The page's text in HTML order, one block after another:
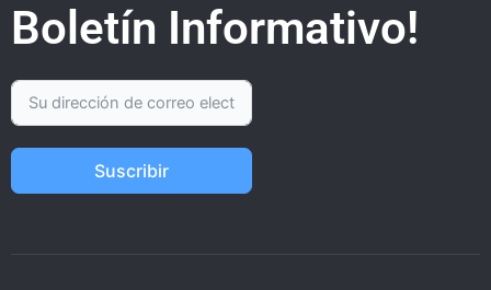
Boletín Informativo!
Suscribir